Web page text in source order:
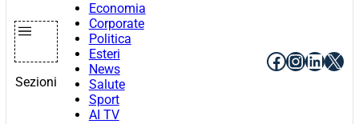
Sezioni
Economia
Corporate
Politica
Esteri
News
Salute
Sport
AI TV
Facebook
X